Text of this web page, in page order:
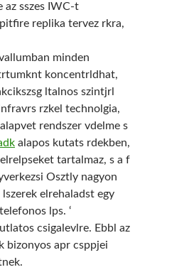
az sszes IWC-t
replika tervez rkra,
minden
koncentrldhat,
ltalnos szintjrl
rzkel technolgia,
rendszer vdelme s
alapos kutats rdekben,
tartalmaz, s a f
Osztly nagyon
elrehaladst egy
lps. ‘
csigalevlre. Ebbl az
bizonyos apr csppjei